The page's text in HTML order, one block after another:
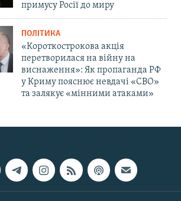
примусу Росії до миру
ПОЛІТИКА
«Короткострокова акція
перетворилася на війну на
виснаження»: Як пропаганда РФ
у Криму пояснює невдачі «СВО»
та залякує «мінними атаками»